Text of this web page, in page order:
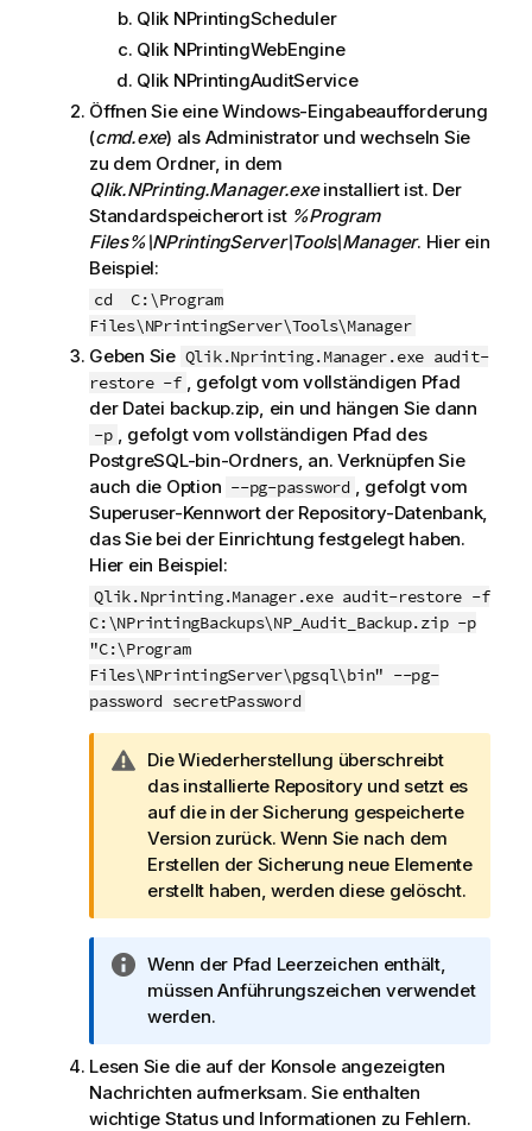
Qlik NPrintingScheduler
Qlik NPrintingWebEngine
Qlik NPrintingAuditService
Öffnen Sie eineWindows-Eingabeaufforderung
(cmd.exe) als Administrator und wechseln Sie
zu dem Ordner, in dem
Qlik.NPrinting.Manager.exeinstalliert ist. Der
Standardspeicherort ist %Program
Files%\NPrintingServer\Tools\Manager. Hier ein
Beispiel:
cd
C:\Program
Files\NPrintingServer\Tools\Manager
Geben Sie Qlik.Nprinting.Manager.exe audit-
restore -f
, gefolgt vom vollständigen Pfad
der Datei backup.zip , ein und hängen Sie dann
-p
, gefolgt vom vollständigen Pfad des
PostgreSQL-bin-Ordners, an. Verknüpfen Sie
auch die Option --pg-password
, gefolgt vom
Superuser-Kennwort der Repository-Datenbank,
das Sie bei der Einrichtung festgelegt haben.
Hier ein Beispiel:
Qlik.Nprinting.Manager.exe audit-restore -f
C:\NPrintingBackups\NP_Audit_Backup.zip -p
"C:\Program
Files\NPrintingServer\pgsql\bin" --pg-
password secretPassword
W
a
r
n
h
i
n
e
i
s
Die Wiederherstellung überschreibt
das installierte Repository und setzt es
auf die in der Sicherung gespeicherte
Version zurück. Wenn Sie nach dem
Erstellen der Sicherung neue Elemente
erstellt haben, werden diese gelöscht.
I
n
f
r
m
a
Wenn der Pfad Leerzeichen enthält,
müssen Anführungszeichen verwendet
werden.
Lesen Sie die auf der Konsole angezeigten
Nachrichten aufmerksam. Sie enthalten
wichtige Status und Informationen zu Fehlern.